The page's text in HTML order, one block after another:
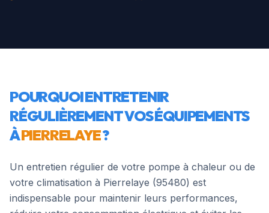
POURQUOI ENTRETENIR
RÉGULIÈREMENT VOS ÉQUIPEMENTS
ÀPIERRELAYE?
Un entretien régulier de votre pompe à chaleur ou de
votre climatisation à Pierrelaye (95480) est
indispensable pour maintenir leurs performances,